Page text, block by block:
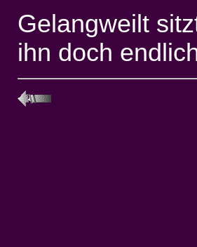
Gelangweilt
ihn doch